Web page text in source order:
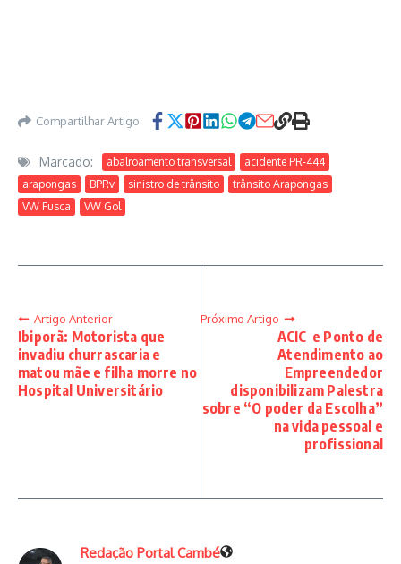
Compartilhar Artigo
Marcado: abalroamento transversal
acidente PR-444
arapongas
BPRv sinistro de trânsito
trânsito Arapongas
VW Fusca
VW Gol
Artigo Anterior
Ibiporã: Motorista que
invadiu churrascaria e
matou mãe e filha morre no
Hospital Universitário
Próximo Artigo
ACIC e Ponto de
Atendimento ao
Empreendedor
disponibilizam Palestra
sobre “O poder da Escolha”
na vida pessoal e
profissional
Redação Portal Cambé